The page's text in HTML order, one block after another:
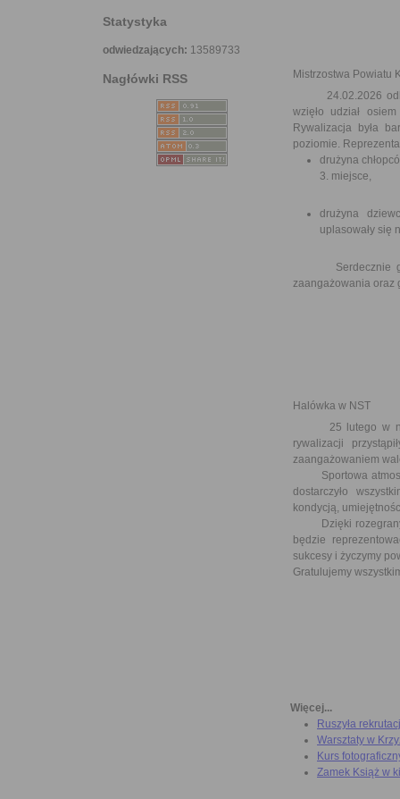
Statystyka
odwiedzających: 13589733
Nagłówki RSS
Mistrzostwa Powiatu
24.02.2026
wzięło udział
Rywalizacja była
poziomie.
drużyna
3. miejsce,
drużyna
uplasowały się
Serdecznie
zaangażowania oraz
Halówka w NST
25 lutego w
rywalizacji
zaangażowaniem
Sportowa
dostarczyło
kondycją,
Dzięki rozegranym
będzie
sukcesy i życzymy
Gratulujemy
Więcej...
Ruszyła
Warsztaty w
Kurs
Zamek Książ w